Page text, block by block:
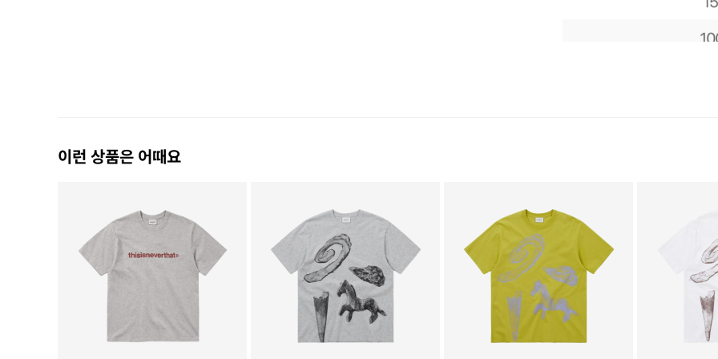
이런 상품은 어때요